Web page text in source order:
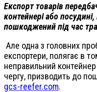
Експорт товарів
контейнері або
пошкоджений під час
Але одна з головних
експортери, полягає в
неправильний
чергу, призводить до
gcs-reefer.com.